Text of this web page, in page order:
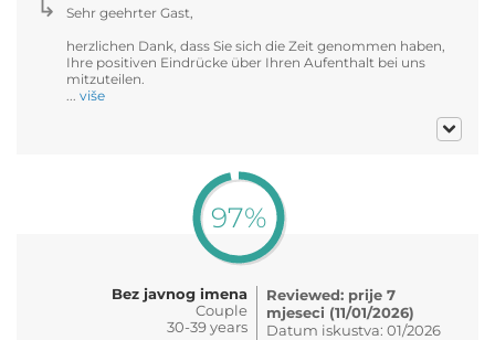
Sehr geehrter Gast,
herzlichen Dank, dass Sie sich die Zeit genommen haben,
Ihre positiven Eindrücke über Ihren Aufenthalt bei uns
mitzuteilen.
više
97%
Bez javnog imena
Couple
30-39 years
Reviewed: prije 7
mjeseci (11/01/2026)
Datum iskustva: 01/2026